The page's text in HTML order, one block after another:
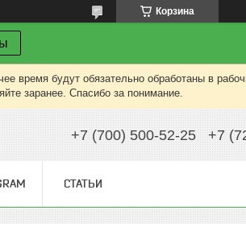
Корзина
время будут обязательно обработаны в
заранее. Спасибо за понимание.
+7 (700) 500-52-25 +7
СТАТЬИ